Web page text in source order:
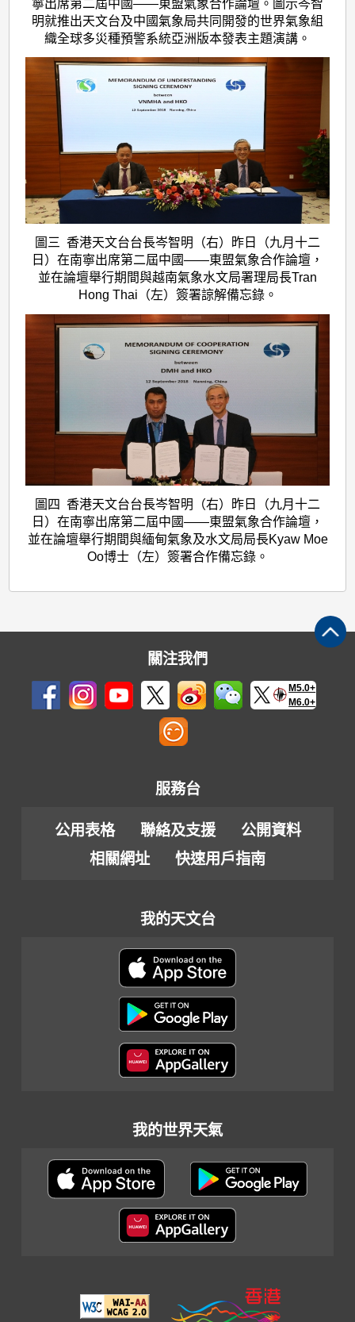
寧出席第二屆中國——東盟氣象合作論壇。圖示岑智
明就推出天文台及中國氣象局共同開發的世界氣象組
織全球多災種預警系統亞洲版本發表主題演講。
圖三 香港天文台台長岑智明（右）昨日（九月十二
日）在南寧出席第二屆中國——東盟氣象合作論壇，
並在論壇舉行期間與越南氣象水文局署理局長Tran
Hong Thai（左）簽署諒解備忘錄。
圖四 香港天文台台長岑智明（右）昨日（九月十二
日）在南寧出席第二屆中國——東盟氣象合作論壇，
並在論壇舉行期間與緬甸氣象及水文局局長Kyaw Moe
Oo博士（左）簽署合作備忘錄。
關注我們
M5.0+
M6.0+
服務台
公用表格 聯絡及支援
公開資料
相關網址
快速用戶指南
我的天文台
我的世界天氣